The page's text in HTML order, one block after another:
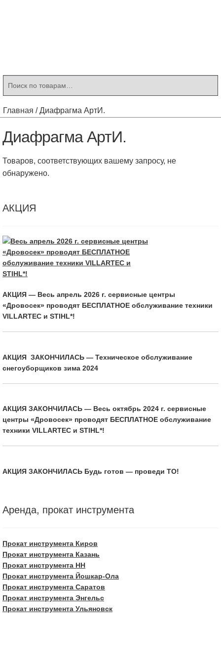
Главная /Диафрагма АртИ.
Диафрагма АртИ.
Товаров, соответствующих вашему запросу, не
обнаружено.
АКЦИЯ
АКЦИЯ — Весь апрель 2026 г. сервисные центры
«Дровосек» проводят БЕСПЛАТНОЕ обслуживание техники
VILLARTEC и STIHL*!
АКЦИЯ ЗАКОНЧИЛАСЬ — Техническое обслуживание
снегоуборщиков зима 2024
АКЦИЯ ЗАКОНЧИЛАСЬ — Весь октябрь 2024 г. сервисные
центры «Дровосек» проводят БЕСПЛАТНОЕ обслуживание
техники VILLARTEC и STIHL*!
АКЦИЯ ЗАКОНЧИЛАСЬ Будь готов — проведи ТО!
Аренда, прокат инструмента
Прокат инструмента Киров
Прокат инструмента Казань
Прокат инструмента НН
Прокат инструмента Йошкар-Ола
Прокат инструмента Саратов
Прокат инструмента Энгельс
Прокат инструмента Ульяновск